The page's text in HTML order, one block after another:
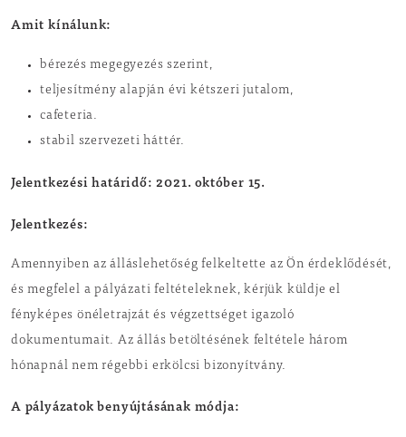
Amit kínálunk:
bérezés megegyezés szerint,
teljesítmény alapján évi kétszeri jutalom,
cafeteria.
stabil szervezeti háttér.
Jelentkezési határidő: 2021. október 15.
Jelentkezés:
Amennyiben az álláslehetőség felkeltette az Ön érdeklődését,
és megfelel a pályázati feltételeknek, kérjük küldje el
fényképes önéletrajzát és végzettséget igazoló
dokumentumait. Az állás betöltésének feltétele három
hónapnál nem régebbi erkölcsi bizonyítvány.
A pályázatok benyújtásának módja: